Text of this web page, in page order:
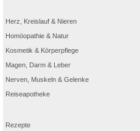
Herz, Kreislauf & Nieren
Homöopathie & Natur
Kosmetik & Körperpflege
Magen, Darm & Leber
Nerven, Muskeln & Gelenke
Reiseapotheke
Rezepte